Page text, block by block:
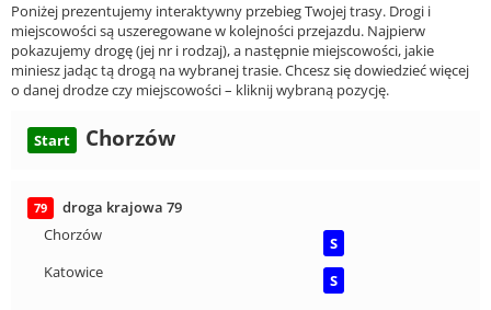
Poniżej prezentujemy interaktywny przebieg Twojej trasy. Drogi i
miejscowości są uszeregowane w kolejności przejazdu. Najpierw
pokazujemy drogę (jej nr i rodzaj), a następnie miejscowości, jakie
miniesz jadąc tą drogą na wybranej trasie. Chcesz się dowiedzieć więcej
o danej drodze czy miejscowości – kliknij wybraną pozycję.
Start Chorzów
79
droga krajowa 79
Chorzów
S
Katowice
S